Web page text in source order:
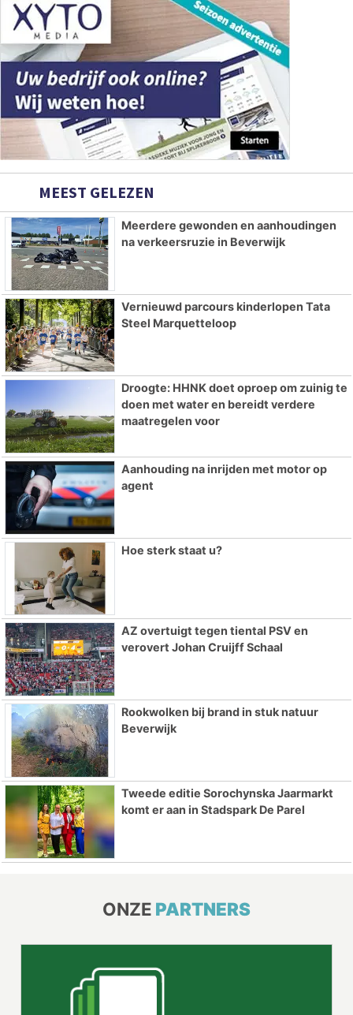
MEEST GELEZEN
Meerdere gewonden en aanhoudingen
na verkeersruzie in Beverwijk
Vernieuwd parcours kinderlopen Tata
Steel Marquetteloop
Droogte: HHNK doet oproep om zuinig te
doen met water en bereidt verdere
maatregelen voor
Aanhouding na inrijden met motor op
agent
Hoe sterk staat u?
AZ overtuigt tegen tiental PSV en
verovert Johan Cruijff Schaal
Rookwolken bij brand in stuk natuur
Beverwijk
Tweede editie Sorochynska Jaarmarkt
komt er aan in Stadspark De Parel
ONZE PARTNERS